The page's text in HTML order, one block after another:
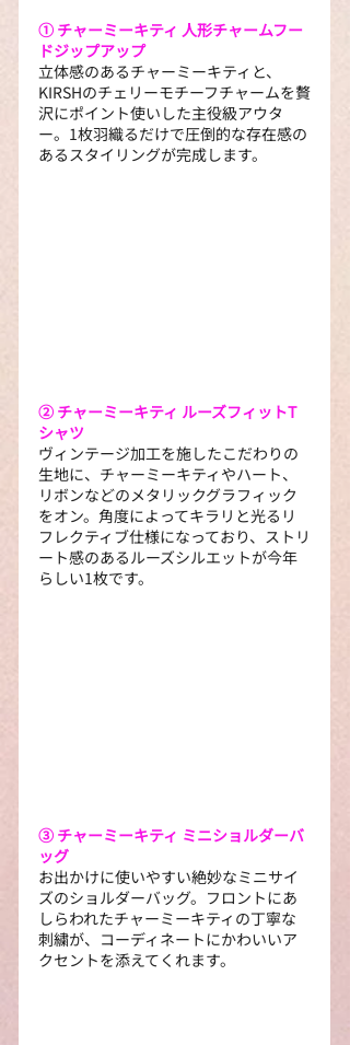
① チャーミーキティ 人形チャームフー
ドジップアップ
立体感のあるチャーミーキティと、
KIRSHのチェリーモチーフチャームを贅
沢にポイント使いした主役級アウタ
ー。1枚羽織るだけで圧倒的な存在感の
あるスタイリングが完成します。
② チャーミーキティ ルーズフィットT
シャツ
ヴィンテージ加工を施したこだわりの
生地に、チャーミーキティやハート、
リボンなどのメタリックグラフィック
をオン。角度によってキラリと光るリ
フレクティブ仕様になっており、ストリ
ート感のあるルーズシルエットが今年
らしい1枚です。
③ チャーミーキティ ミニショルダーバ
ッグ
お出かけに使いやすい絶妙なミニサイ
ズのショルダーバッグ。フロントにあ
しらわれたチャーミーキティの丁寧な
刺繍が、コーディネートにかわいいア
クセントを添えてくれます。